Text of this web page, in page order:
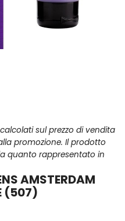
sul prezzo di vendita
promozione. Il prodotto
quanto rappresentato in
AMSTERDAM
(507)